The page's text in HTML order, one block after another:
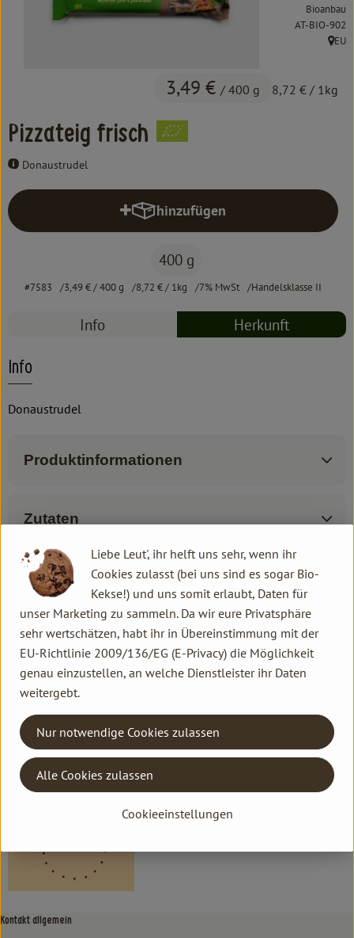
Kochen & Backen
Einkaufen
Pizzateig frisch
Donaustrudel
3,49 € / 400 g 8,72 € / 1kg
Bioanbau
,AT-BIO-902
,EU
hinzufügen
Produkt zum Warenkorb
400 g
#7583 3,49 €/ 400 g 8,72 €/ 1kg 7% MwSt Handelsklasse II
Info Herkunft
Info
Donaustrudel
Produktinformationen
Zutaten
Produktdatenblatt
Herkunft
Hersteller: Donaustrudel
EU
Donaustrudel
Kontakt allgemein
Liebe Leut', ihr helft uns sehr, wenn ihr
Cookies zulasst (bei uns sind es sogar Bio-
Kekse!) und uns somit erlaubt, Daten für
unser Marketing zu sammeln. Da wir eure Privatsphäre
sehr wertschätzen, habt ihr in Übereinstimmung mit der
EU-Richtlinie 2009/136/EG (E-Privacy) die Möglichkeit
genau einzustellen, an welche Dienstleister ihr Daten
weitergebt.
Cookieeinstellungen
Nur notwendige Cookies zulassen
Alle Cookies zulassen